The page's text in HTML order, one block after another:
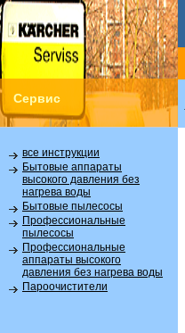
Сервис
все инструкции
Бытовые аппараты
высокого давления без
нагрева воды
Бытовые пылесосы
Профессиональные
пылесосы
Профессиональные
аппараты высокого
давления без нагрева воды
Пароочистители